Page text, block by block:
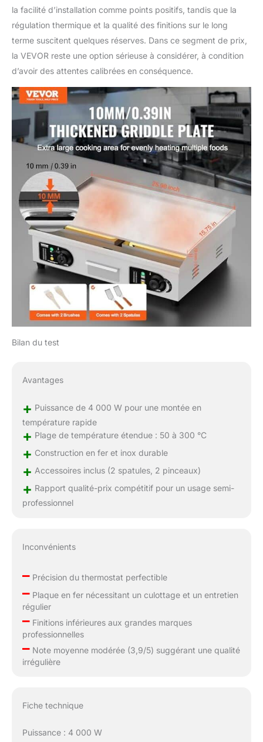
la facilité d’installation comme points positifs, tandis que la
régulation thermique et la qualité des finitions sur le long
terme suscitent quelques réserves. Dans ce segment de prix,
la VEVOR reste une option sérieuse à considérer, à condition
d’avoir des attentes calibrées en conséquence.
Bilan du test
Avantages
+ Puissance de 4 000 W pour une montée en
température rapide
+ Plage de température étendue : 50 à 300 °C
+ Construction en fer et inox durable
+ Accessoires inclus (2 spatules, 2 pinceaux)
+ Rapport qualité-prix compétitif pour un usage semi-
professionnel
Inconvénients
–Précision du thermostat perfectible
–Plaque en fer nécessitant un culottage et un entretien
régulier
–Finitions inférieures aux grandes marques
professionnelles
–Note moyenne modérée (3,9/5) suggérant une qualité
irrégulière
Fiche technique
Puissance : 4 000 W